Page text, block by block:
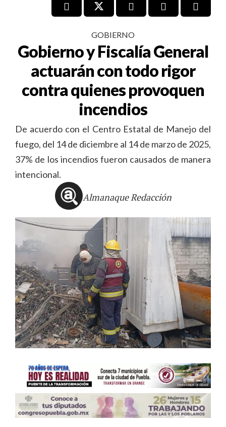
GOBIERNO
Gobierno y Fiscalía General
actuarán con todo rigor
contra quienes provoquen
incendios
De acuerdo con el Centro Estatal de Manejo del
fuego, del 14 de diciembre al 14 de marzo de 2025,
37% de los incendios fueron causados de manera
intencional.
Almanaque Redacción